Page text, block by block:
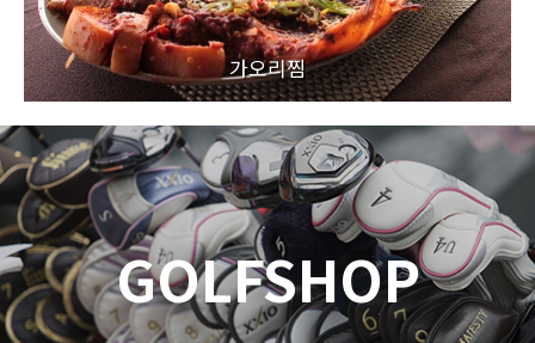
가오리찜
GOLFSHOP